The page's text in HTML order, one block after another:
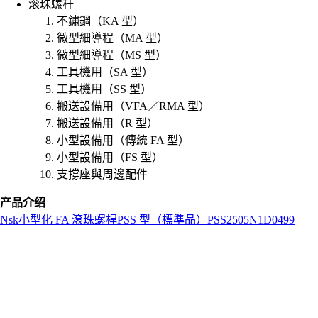
滚珠螺杆
不鏽鋼（KA 型）
微型細導程（MA 型）
微型細導程（MS 型）
工具機用（SA 型）
工具機用（SS 型）
搬送設備用（VFA／RMA 型）
搬送設備用（R 型）
小型設備用（傳統 FA 型）
小型設備用（FS 型）
支撐座與周邊配件
产品介绍
Nsk小型化 FA 滾珠螺桿PSS 型（標準品） PSS2505N1D0499